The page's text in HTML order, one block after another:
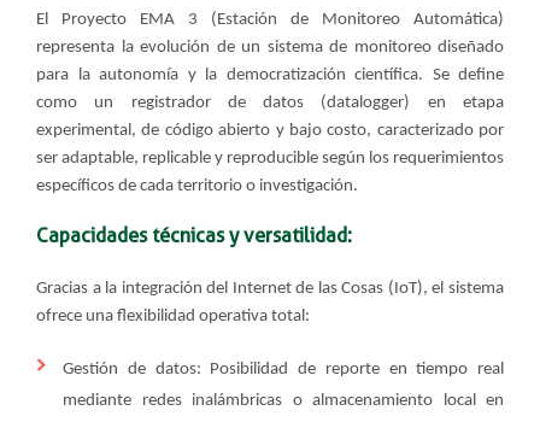
El Proyecto EMA 3 (Estación de Monitoreo Automática)
representa la evolución de un sistema de monitoreo diseñado
para la autonomía y la democratización científica. Se define
como un registrador de datos (datalogger) en etapa
experimental, de código abierto y bajo costo, caracterizado por
ser adaptable, replicable y reproducible según los requerimientos
específicos de cada territorio o investigación.
Capacidades técnicas y versatilidad:
Gracias a la integración del Internet de las Cosas (IoT), el sistema
ofrece una flexibilidad operativa total:
Gestión de datos: Posibilidad de reporte en tiempo real
mediante redes inalámbricas o almacenamiento local en